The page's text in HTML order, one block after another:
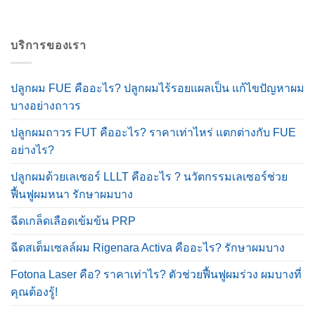
บริการของเรา
ปลูกผม FUE คืออะไร? ปลูกผมไร้รอยแผลเป็น แก้ไขปัญหาผม
บางอย่างถาวร
ปลูกผมถาวร FUT คืออะไร? ราคาเท่าไหร่ แตกต่างกับ FUE
อย่างไร?
ปลูกผมด้วยเลเซอร์ LLLT คืออะไร ? นวัตกรรมเลเซอร์ช่วย
ฟื้นฟูผมหนา รักษาผมบาง
ฉีดเกล็ดเลือดเข้มข้น PRP
ฉีดสเต็มเซลล์ผม Rigenara Activa คืออะไร? รักษาผมบาง
Fotona Laser คือ? ราคาเท่าไร? ตัวช่วยฟื้นฟูผมร่วง ผมบางที่
คุณต้องรู้!